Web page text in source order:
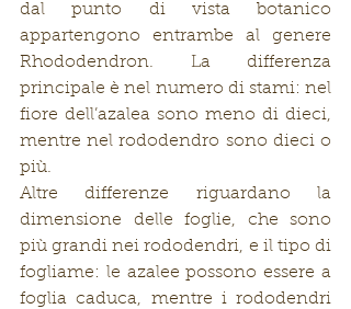
dal punto di vista botanico
appartengono entrambe al genere
Rhododendron. La differenza
principale è nel numero di stami: nel
fiore dell’azalea sono meno di dieci,
mentre nel rododendro sono dieci o
più.
Altre differenze riguardano la
dimensione delle foglie, che sono
più grandi nei rododendri, e il tipo di
fogliame: le azalee possono essere a
foglia caduca, mentre i rododendri